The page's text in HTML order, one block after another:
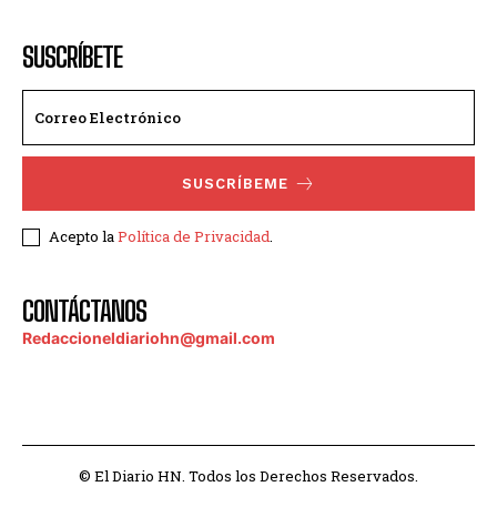
SUSCRÍBETE
SUSCRÍBEME
Acepto laPolítica de Privacidad.
CONTÁCTANOS
Redaccioneldiariohn@gmail.com
© El Diario HN. Todos los Derechos Reservados.